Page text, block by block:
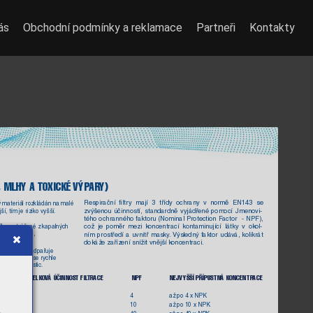
materiál rozkládán na malé
tím je riziko vyšší.
ky, vytvářené z kapalných
materiál odpařuje
teplot. Pára se rychle
jemných částic.
MLHY A TOXICKÉ VÝPARY)
Respirační ﬁltry mají 3 třídy ochrany v normě EN143
se
zvýšenou účinností, standardně vyjádřené pomocí Jmenovi-
tého ochranného faktoru (Nominal Protection Factor - NPF),
což je poměr mezi koncentrací kontaminující látky v okol-
ním prostředí a uvnitř masky. Výsledný faktor udává,
kolikrát
dokáže zařízení snížit vnější koncentraci.
MINIMÁLNÍ CELKOVÁ ÚČINNOST FILTRACE NPF NEJVYŠŠÍ PŘÍPUSTNÁ KONCENTRACE
4
až po 4 x NPK
10
až po 10 x NPK
Obchodní podmínky a reklamace Partneři Kontakty